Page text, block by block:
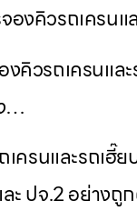
องคิวรถเครน
งคิวรถเครนแ
…
ครนและรถเ
ะ ปจ.2 อย่าง